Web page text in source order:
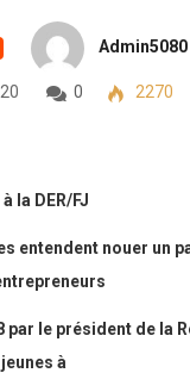
Admin5080
0
2270
la DER/FJ
entendent nouer un
par le président de la
à